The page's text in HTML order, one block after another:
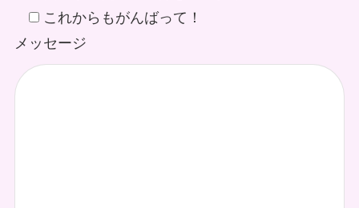
これからもがんばって！
メッセージ